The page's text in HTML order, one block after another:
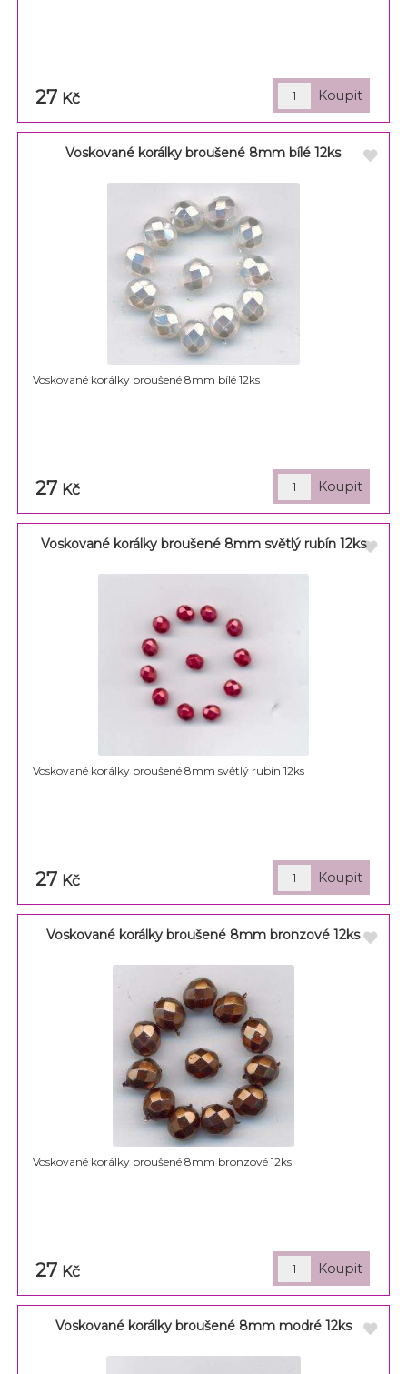
27 Kč
Voskované korálky broušené 8mm bílé 12ks
Voskované korálky broušené 8mm bílé 12ks
27 Kč
Voskované korálky broušené 8mm světlý rubín 12ks
Voskované korálky broušené 8mm světlý rubín 12ks
27 Kč
Voskované korálky broušené 8mm bronzové 12ks
Voskované korálky broušené 8mm bronzové 12ks
27 Kč
Voskované korálky broušené 8mm modré 12ks